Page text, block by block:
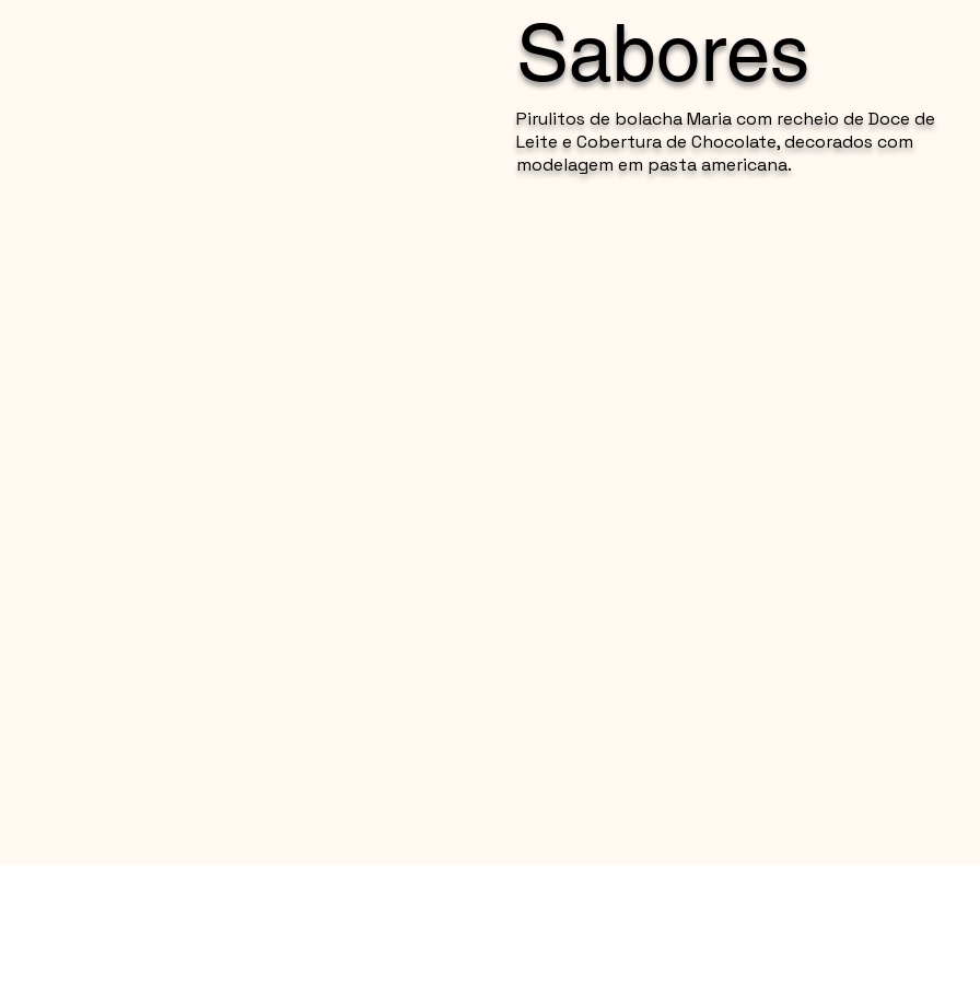
Sabores
Pirulitos de bolacha Maria com recheio de Doce de
Leite e Cobertura de Chocolate, decorados com
modelagem em pasta americana.